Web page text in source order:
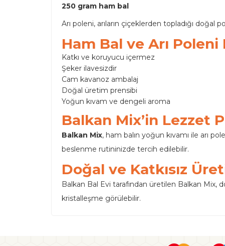
250 gram ham bal
Arı poleni, arıların çiçeklerden topladığı doğal
Ham Bal ve Arı Poleni
Katkı ve koruyucu içermez
Şeker ilavesizdir
Cam kavanoz ambalaj
Doğal üretim prensibi
Yoğun kıvam ve dengeli aroma
Balkan Mix’in Lezzet
Balkan Mix, ham balın yoğun kıvamı ile arı
beslenme rutininizde tercih edilebilir.
Doğal ve Katkısız
Balkan Bal Evi tarafından üretilen Balkan Mix,
kristalleşme görülebilir.